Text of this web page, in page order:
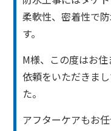
柔軟性、密着性で
す。
M様、この度はお
依頼をいただきま
た。
アフターケアもお